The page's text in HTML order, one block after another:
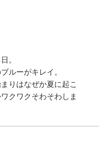
。
ルーがキレイ。
りはなぜか夏に起こ
クワクそわそわしま